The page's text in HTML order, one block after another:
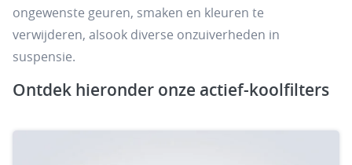
ongewenste geuren, smaken en kleuren te
verwijderen, alsook diverse onzuiverheden in
suspensie.
Ontdek hieronder onze actief-koolfilters